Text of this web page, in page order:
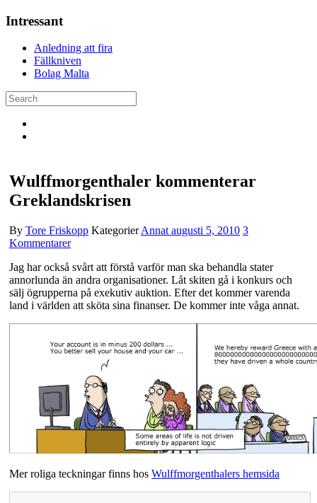
Intressant
Anledning att fira
Fällkniven
Bolag Malta
Wulffmorgenthaler kommenterar
Greklandskrisen
By Tore Friskopp KategorierAnnat augusti 5, 2010 3
Kommentarer
Jag har också svårt att förstå varför man ska behandla stater
annorlunda än andra organisationer. Låt skiten gå i konkurs och
sälj ögrupperna på exekutiv auktion. Efter det kommer varenda
land i världen att sköta sina finanser. De kommer inte våga annat.
Mer roliga teckningar finns hos Wulffmorgenthalers hemsida